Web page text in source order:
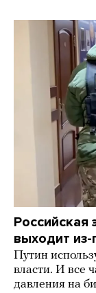
Российская
выходит
Путин
власти. И все
давления на